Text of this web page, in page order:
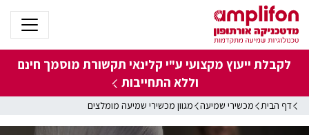
לקבלת ייעוץ מקצועי ע"י קלינאי תקשורת מוסמך חינם
וללא התחייבות
דף הבית מכשירי שמיעה מגוון מכשירי שמיעה מומלצים